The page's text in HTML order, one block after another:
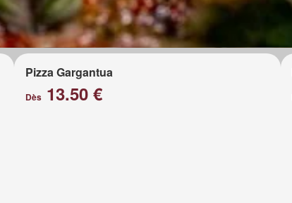
Pizza Gargantua
Dès13.50 €